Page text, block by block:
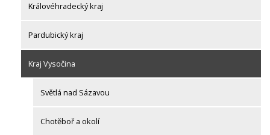
Královéhradecký kraj
Pardubický kraj
Kraj Vysočina
Světlá nad Sázavou
Chotěboř a okolí